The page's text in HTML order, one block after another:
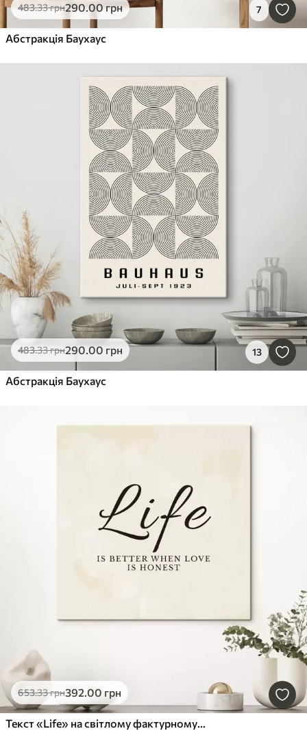
483.33грн290.00грн 7
Абстракція Баухаус
483.33грн290.00 грн 13
Абстракція Баухаус
653.33грн392.00 грн
Текст «Life» на світлому фактурному тлі